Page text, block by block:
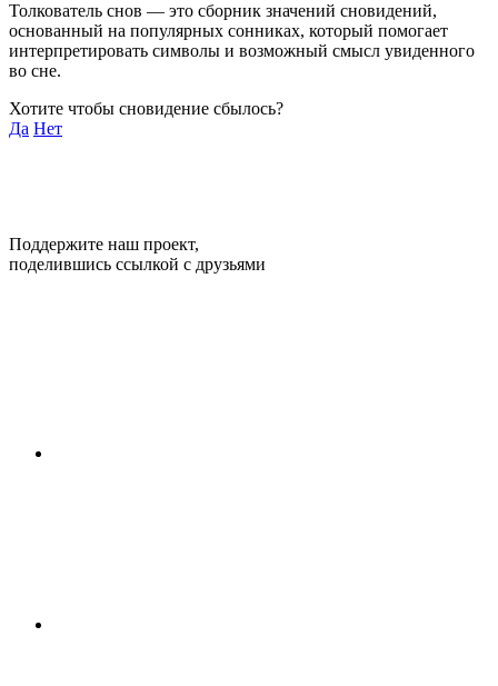
Толкователь снов — это сборник значений сновидений,
основанный на популярных сонниках, который помогает
интерпретировать символы и возможный смысл увиденного
во сне.
Хотите чтобы сновидение сбылось?
Да Нет
Поддержите наш проект,
поделившись ссылкой с друзьями